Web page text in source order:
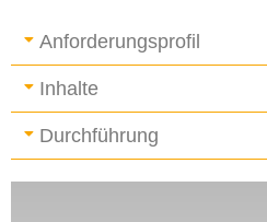
Anforderungsprofil
Inhalte
Durchführung